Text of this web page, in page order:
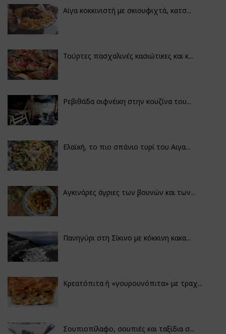
Αίγα κοκκινιστή με σκιουφιχτά, κατσ...
Τούρτες πασχαλινές κασιώτικες και κ...
Ρεβιθάδα σιφνέικη στην κουζίνα του...
Ελαϊκή, το πιο σπάνιο τυρί του Αιγα...
Αγκινάρες άγριες των βουνών και των...
Πανηγύρι στη Σίκινο με κόκκινη κακα...
Κρεατόπιτα ή «γουρουνόπιτα» με τραχ...
Σουπιοπίλαφο, σουπιές και ταξίδια σ...